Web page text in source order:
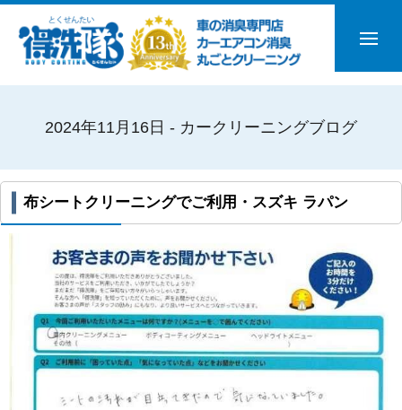
2024年11月16日 - カークリーニングブログ
布シートクリーニングでご利用・スズキ ラパン